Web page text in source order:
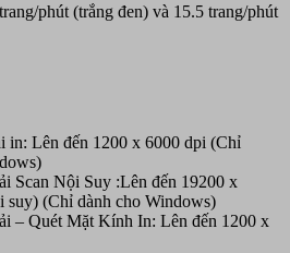
phút (trắng đen) và 15.5 trang/phút
in: Lên đến 1200 x 6000 dpi (Chỉ
Scan Nội Suy :Lên đến 19200 x
suy) (Chỉ dành cho Windows)
– Quét Mặt Kính In: Lên đến 1200 x